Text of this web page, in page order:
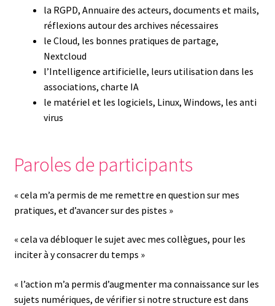
la RGPD, Annuaire des acteurs, documents et mails,
réflexions autour des archives nécessaires
le Cloud, les bonnes pratiques de partage,
Nextcloud
l’Intelligence artificielle, leurs utilisation dans les
associations, charte IA
le matériel et les logiciels, Linux, Windows, les anti
virus
Paroles de participants
« cela m’a permis de me remettre en question sur mes
pratiques, et d’avancer sur des pistes »
« cela va débloquer le sujet avec mes collègues, pour les
inciter à y consacrer du temps »
« l’action m’a permis d’augmenter ma connaissance sur les
sujets numériques, de vérifier si notre structure est dans